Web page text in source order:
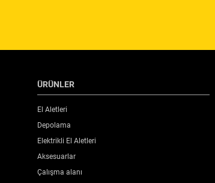
ÜRÜNLER
El Aletleri
Depolama
Elektrikli El Aletleri
Aksesuarlar
Çalışma alanı